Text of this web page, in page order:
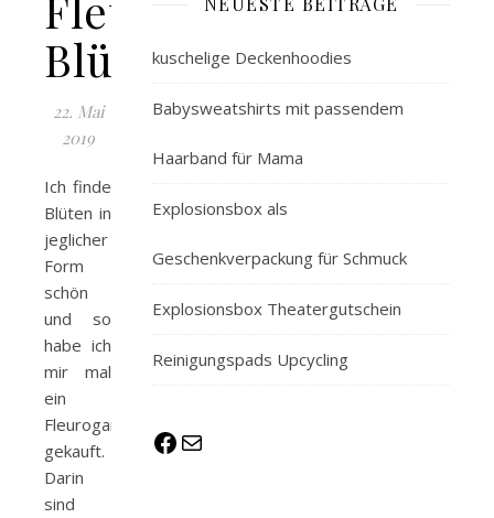
Blütenkugel
22. Mai
2019
Ich finde
Blüten in
jeglicher
Form
schön
und so
habe ich
mir mal
ein
Fleurogamiebuch
gekauft.
Darin
sind
kuschelige Deckenhoodies
Babysweatshirts mit passendem
Haarband für Mama
Explosionsbox als
Geschenkverpackung für Schmuck
Explosionsbox Theatergutschein
Reinigungspads Upcycling
Facebook